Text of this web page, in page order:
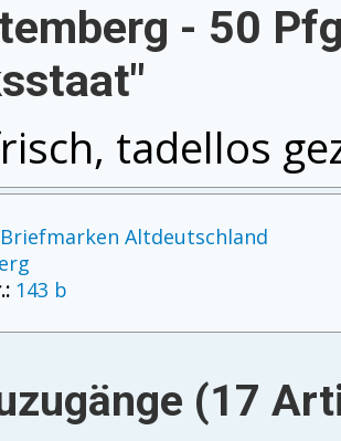
- 50
tadellos
Briefmarken Altdeutschland
143 b
(17